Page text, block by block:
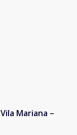
Mariana –